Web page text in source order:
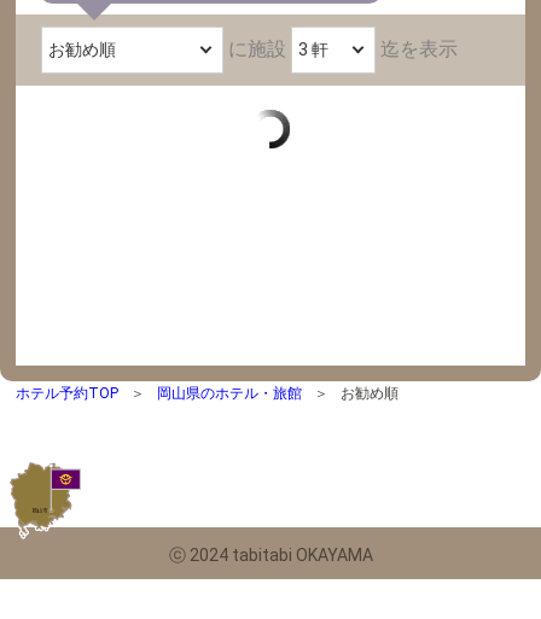
に施設 迄を表示
ホテル予約TOP 岡山県のホテル・旅館 お勧め順
ⓒ 2024 tabitabi OKAYAMA